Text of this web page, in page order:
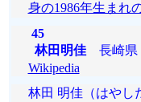
身の1986年生まれ
45
林田明佳長崎県
Wikipedia
林田 明佳（はやし